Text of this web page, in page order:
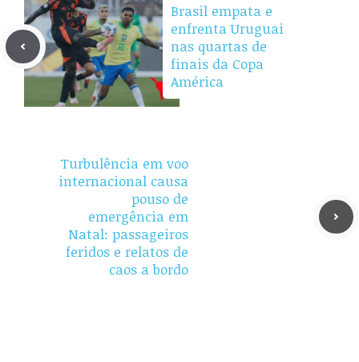
Brasil empata e
enfrenta Uruguai
nas quartas de
finais da Copa
América
Turbulência em voo
internacional causa
pouso de
emergência em
Natal: passageiros
feridos e relatos de
caos a bordo